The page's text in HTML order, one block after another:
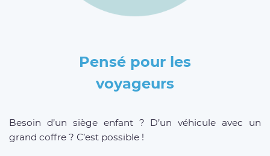
Pensé pour les
voyageurs
Besoin d’un siège enfant ? D’un véhicule avec un
grand coffre ? C’est possible !